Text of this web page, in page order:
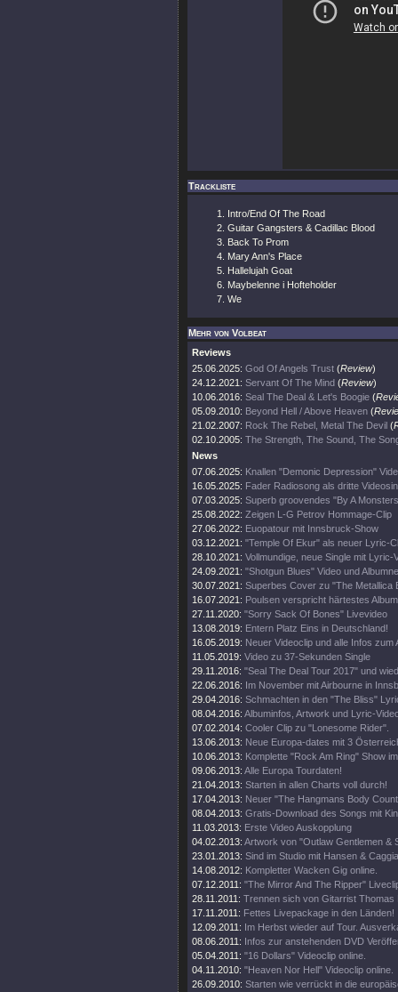
Trackliste
Intro/End Of The Road
Guitar Gangsters & Cadillac Blood
Back To Prom
Mary Ann's Place
Hallelujah Goat
Maybelenne i Hofteholder
We
Mehr von Volbeat
Reviews
25.06.2025: God Of Angels Trust (Review)
24.12.2021: Servant Of The Mind (Review)
10.06.2016: Seal The Deal & Let's Boogie (
05.09.2010: Beyond Hell / Above Heaven (
21.02.2007: Rock The Rebel, Metal The Devil (
02.10.2005: The Strength, The Sound, The
News
07.06.2025: Knallen "Demonic Depression"
16.05.2025: Fader Radiosong als dritte
07.03.2025: Superb groovendes "By A
25.08.2022: Zeigen L-G Petrov Hommage-Clip
27.06.2022: Euopatour mit Innsbruck-Show
03.12.2021: "Temple Of Ekur" als neuer Lyric-
28.10.2021: Vollmundige, neue Single mit Lyric-
24.09.2021: "Shotgun Blues" Video und
30.07.2021: Superbes Cover zu "The Metallica
16.07.2021: Poulsen verspricht härtestes
27.11.2020: "Sorry Sack Of Bones" Livevideo
13.08.2019: Entern Platz Eins in Deutschland!
16.05.2019: Neuer Videoclip und alle Infos zum
11.05.2019: Video zu 37-Sekunden Single
29.11.2016: "Seal The Deal Tour 2017" und
22.06.2016: Im November mit Airbourne in
29.04.2016: Schmachten in den "The Bliss"
08.04.2016: Albuminfos, Artwork und Lyric-
07.02.2014: Cooler Clip zu "Lonesome Rider".
13.06.2013: Neue Europa-dates mit 3
10.06.2013: Komplette "Rock Am Ring" Show
09.06.2013: Alle Europa Tourdaten!
21.04.2013: Starten in allen Charts voll durch!
17.04.2013: Neuer "The Hangmans Body
08.04.2013: Gratis-Download des Songs mit
11.03.2013: Erste Video Auskopplung
04.02.2013: Artwork von "Outlaw Gentlemen &
23.01.2013: Sind im Studio mit Hansen &
14.08.2012: Kompletter Wacken Gig online.
07.12.2011: "The Mirror And The Ripper"
28.11.2011: Trennen sich von Gitarrist Thomas
17.11.2011: Fettes Livepackage in den Länden!
12.09.2011: Im Herbst wieder auf Tour.
08.06.2011: Infos zur anstehenden DVD
05.04.2011: "16 Dollars" Videoclip online.
04.11.2010: "Heaven Nor Hell" Videoclip online.
26.09.2010: Starten wie verrückt in die